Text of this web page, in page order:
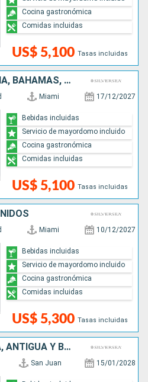
US$ 5,100 Tasas incluidas
Cocina gastronómica
Comidas incluidas
REPÚBLICA DOMINICANA, BAHAMAS, ESTADOS UNIDOS
Miami 17/12/2027
US$ 5,100 Tasas incluidas
Bebidas incluidas
Servicio de mayordomo incluido
Cocina gastronómica
Comidas incluidas
Miami 10/12/2027
US$ 5,300 Tasas incluidas
Bebidas incluidas
Servicio de mayordomo incluido
Cocina gastronómica
Comidas incluidas
PUERTO RICO, FRANCIA, ANTIGUA Y BARBUDA, GRENADA, SAN VINCENT Y LAS GRANADINAS, SANTA LUCIA
San Juan 15/01/2028